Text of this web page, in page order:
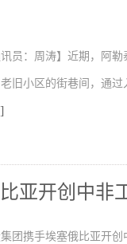
员：周涛】近期，阿
旧小区的街巷间，通
亚开创中非
团携手埃塞俄比亚开